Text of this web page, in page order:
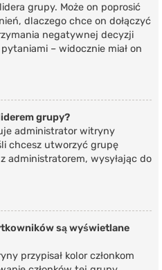
grupy. Może on poprosić
dlaczego chce on dołączyć
negatywnej decyzji
– widocznie miał on
grupy?
administrator witryny
chcesz utworzyć grupę
administratorem, wysyłając do
są wyświetlane
przypisał kolor członkom